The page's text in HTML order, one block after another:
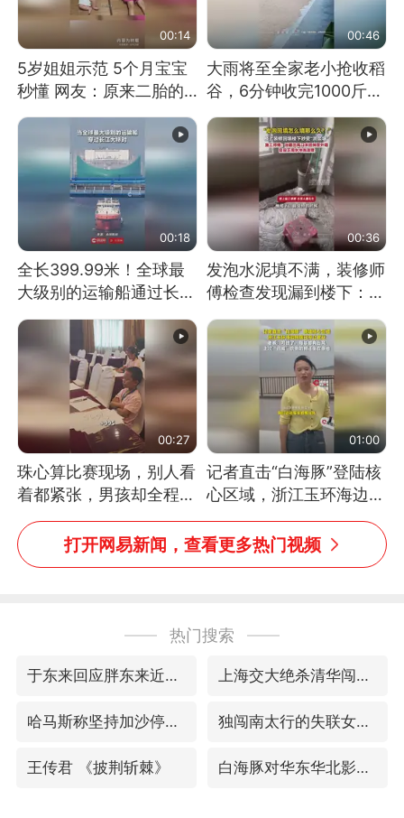
00:14
5岁姐姐示范 5个月宝宝
秒懂 网友：原来二胎的
快乐长这样
00:46
大雨将至全家老小抢收稻
谷，6分钟收完1000斤，
没有一个人掉链子
00:18
全长399.99米！全球最
大级别的运输船通过长江
大桥这一幕，太震撼了！
00:36
发泡水泥填不满，装修师
傅检查发现漏到楼下：出
风口未延伸到外墙
00:27
珠心算比赛现场，别人看
着都紧张，男孩却全程气
定神闲、从容作答，最终
拿下冠军。网友：这淡定
的样子，一看就是有实
01:00
记者直击“白海豚”登陆核
心区域，浙江玉环海边民
宿已停止营业，老板：习
惯了
打开网易新闻，查看更多热门视频
热门搜索
于东来回应胖东来近25年老店年底关闭 上海交大绝杀清华闯进AUBL总决赛
哈马斯称坚持加沙停火协议路线图 独闯南太行的失联女生最后轨迹已确认
王传君 《披荆斩棘》 白海豚对华东华北影响会大于巴威